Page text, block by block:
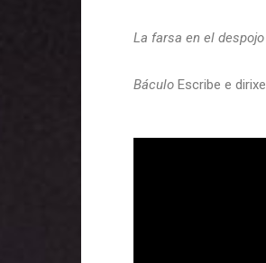
La farsa en el
Báculo Escribe e